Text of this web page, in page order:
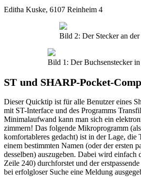
Editha Kuske, 6107 Reinheim 4
Bild 2: Der Stecker an
Bild 1: Der Buchsenstecker
ST und SHARP-Pocket-
Dieser Quicktip ist für alle Benutzer eines
mit ST-Interface und des Programms
Minimalaufwand kann man sich ein
zimmern! Das folgende Mikroprogramm
komfortableres gedacht) ist in der Lage, die
einem bestimmten Namen (oder der ersten
desselben) auszugeben. Dabei wird
Zeile 240) durchforstet und der
bei erfolgloser Suche eine Meldung